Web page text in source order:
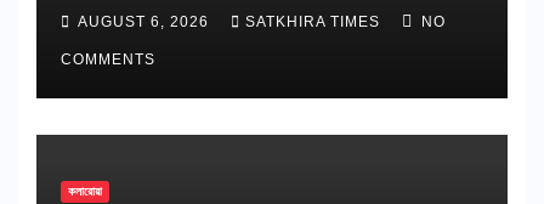
AUGUST 6, 2026 SATKHIRA TIMES NO
COMMENTS
কলারোয়া